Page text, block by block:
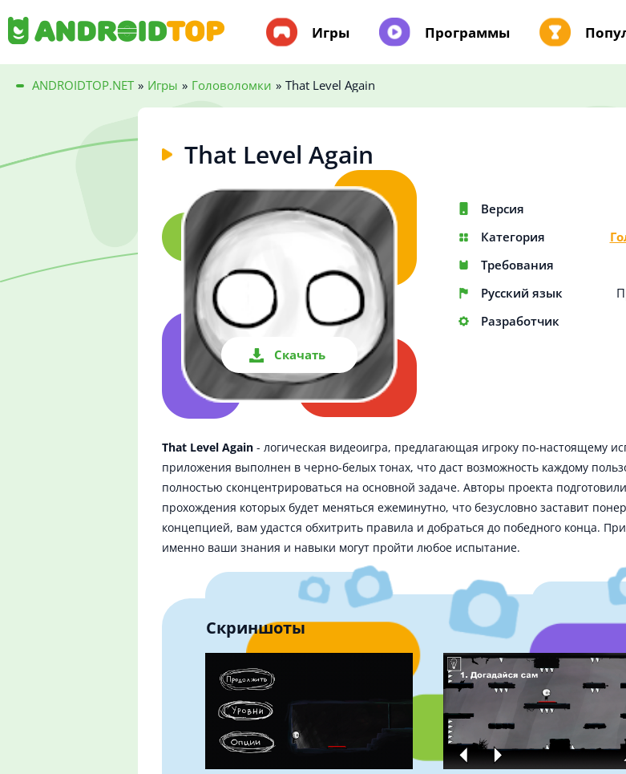
Игры Программы
ANDROIDTOP.NET » Игры » Головоломки » That Level Again
That Level Again
Скачать
Версия
Категория
Требования
Русский язык
Разработчик
That Level Again - логическая видеоигра, предлагающая игроку по-настоящему
приложения выполнен в черно-белых тонах, что даст возможность каждому
полностью сконцентрироваться на основной задаче. Авторы проекта
прохождения которых будет меняться ежеминутно, что безусловно заставит
концепцией, вам удастся обхитрить правила и добраться до победного конца.
именно ваши знания и навыки могут пройти любое испытание.
Скриншоты